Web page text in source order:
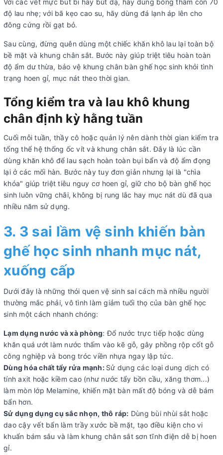
Với các vết mực bút bi hay bút dạ, hãy dùng bông thấm cồn 70
độ lau nhẹ; với bã kẹo cao su, hãy dùng đá lạnh áp lên cho
đông cứng rồi gạt bỏ.
Sau cùng, đừng quên dùng một chiếc khăn khô lau lại toàn bộ
bề mặt và khung chân sắt. Bước này giúp triệt tiêu hoàn toàn
độ ẩm dư thừa, bảo vệ khung chân bàn ghế học sinh khỏi tình
trạng hoen gỉ, mục nát theo thời gian.
Tổng kiểm tra và lau khô khung
chân định kỳ hằng tuần
Cuối mỗi tuần, thầy cô hoặc quản lý nên dành thời gian kiểm tra
tổng thể hệ thống ốc vít và khung chân sắt. Đây là lúc cần
dùng khăn khô để lau sạch hoàn toàn bụi bẩn và độ ẩm đọng
lại ở các mối hàn. Bước này tuy đơn giản nhưng lại là "chìa
khóa" giúp triệt tiêu nguy cơ hoen gỉ, giữ cho bộ bàn ghế học
sinh luôn vững chãi, không bị rung lắc hay mục nát dù đã qua
nhiều năm sử dụng.
3. 3 sai lầm vệ sinh khiến bàn
ghế học sinh nhanh mục nát,
xuống cấp
Dưới đây là những thói quen vệ sinh sai cách mà nhiều người
thường mắc phải, vô tình làm giảm tuổi thọ của bàn ghế học
sinh một cách nhanh chóng:
Lạm dụng nước và xà phòng: Đổ nước trực tiếp hoặc dùng
khăn quá ướt làm nước thấm vào kẽ gỗ, gây phồng rộp cốt gỗ
công nghiệp và bong tróc viền nhựa ngay lập tức.
Dùng hóa chất tẩy rửa mạnh: Sử dụng các loại dung dịch có
tính axit hoặc kiềm cao (như nước tẩy bồn cầu, xăng thơm...)
làm mòn lớp Melamine, khiến mặt bàn mất độ bóng và dễ bám
bẩn hơn.
Sử dụng dụng cụ sắc nhọn, thô ráp: Dùng bùi nhùi sắt hoặc
dao cậy vết bẩn làm trầy xước bề mặt, tạo điều kiện cho vi
khuẩn bám sâu và làm khung chân sắt sơn tĩnh điện dễ bị hoen
gỉ.